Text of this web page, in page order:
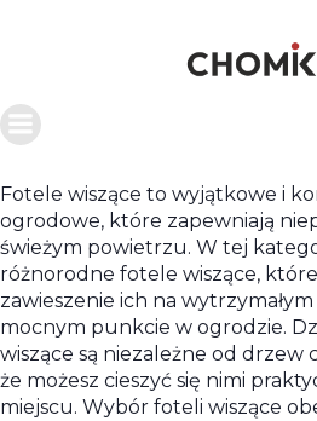
Fotele wiszące to wyjątkowe i
ogrodowe, które zapewniają
świeżym powietrzu. W tej
różnorodne fotele wiszące,
zawieszenie ich na
mocnym punkcie w ogrodzie.
wiszące są niezależne od drzew
że możesz cieszyć się nimi
miejscu. Wybór foteli wiszące